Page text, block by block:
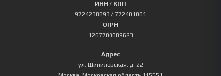
ИНН / КПП
9724238893 / 772401001
ОГРН
1267700089623
Адрес
ул. Шипиловская, д. 22